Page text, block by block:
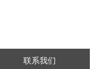
联系我们